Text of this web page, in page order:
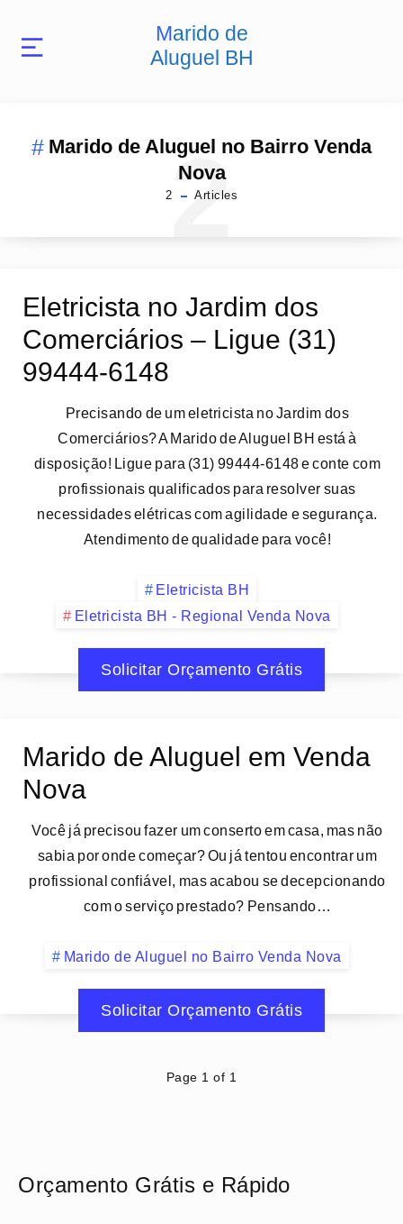
Marido de
Aluguel BH
Marido de Aluguel no Bairro Venda
Nova
2 Articles
2
Eletricista no Jardim dos
Comerciários – Ligue (31)
99444-6148
Precisando de um eletricista no Jardim dos
Comerciários? A Marido de Aluguel BH está à
disposição! Ligue para (31) 99444-6148 e conte com
profissionais qualificados para resolver suas
necessidades elétricas com agilidade e segurança.
Atendimento de qualidade para você!
Eletricista BH
Eletricista BH - Regional Venda Nova
Solicitar Orçamento Grátis
Marido de Aluguel em Venda
Nova
Você já precisou fazer um conserto em casa, mas não
sabia por onde começar? Ou já tentou encontrar um
profissional confiável, mas acabou se decepcionando
com o serviço prestado? Pensando…
Marido de Aluguel no Bairro Venda Nova
Solicitar Orçamento Grátis
Page 1 of 1
Orçamento Grátis e Rápido